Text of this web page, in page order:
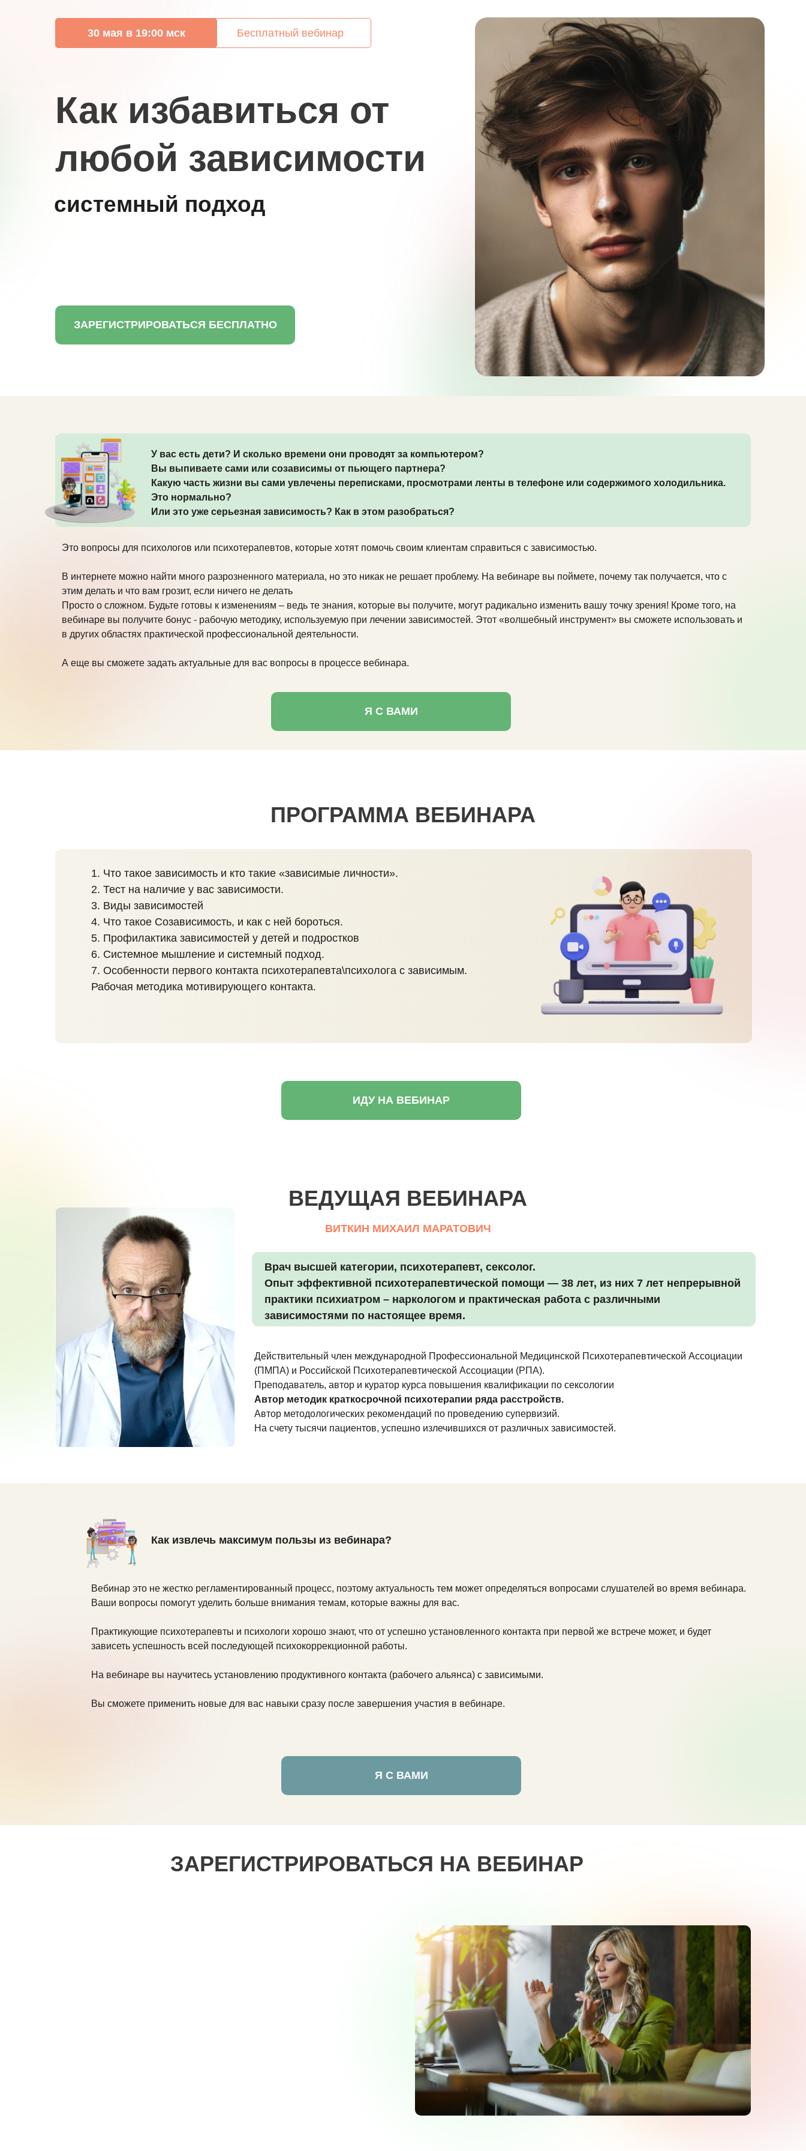
системный подход
ЗАРЕГИСТРИРОВАТЬСЯ БЕСПЛАТНО
Как избавиться от
любой зависимости
Бесплатный вебинар
30 мая в 19:00 мск
У вас есть дети? И сколько времени они проводят за компьютером?
Вы выпиваете сами или созависимы от пьющего партнера?
Какую часть жизни вы сами увлечены переписками, просмотрами ленты в телефоне или содержимого холодильника.
Это нормально?
Или это уже серьезная зависимость? Как в этом разобраться?
Я С ВАМИ
Это вопросы для психологов или психотерапевтов, которые хотят помочь своим клиентам справиться с зависимостью.
В интернете можно найти много разрозненного материала, но это никак не решает проблему. На вебинаре вы поймете, почему так получается, что с
этим делать и что вам грозит, если ничего не делать
Просто о сложном. Будьте готовы к изменениям – ведь те знания, которые вы получите, могут радикально изменить вашу точку зрения! Кроме того, на
вебинаре вы получите бонус - рабочую методику, используемую при лечении зависимостей. Этот «волшебный инструмент» вы сможете использовать и
в других областях практической профессиональной деятельности.
А еще вы сможете задать актуальные для вас вопросы в процессе вебинара.
ПРОГРАММА ВЕБИНАРА
1. Что такое зависимость и кто такие «зависимые личности».
2. Тест на наличие у вас зависимости.
3. Виды зависимостей
4. Что такое Созависимость, и как с ней бороться.
5. Профилактика зависимостей у детей и подростков
6. Системное мышление и системный подход.
7. Особенности первого контакта психотерапевта\психолога с зависимым.
Рабочая методика мотивирующего контакта.
ИДУ НА ВЕБИНАР
ВЕДУЩАЯ ВЕБИНАРА
ВИТКИН МИХАИЛ МАРАТОВИЧ
Действительный член международной Профессиональной Медицинской Психотерапевтической Ассоциации
(ПМПА) и Российской Психотерапевтической Ассоциации (РПА).
Преподаватель, автор и куратор курса повышения квалификации по сексологии
Автор методик краткосрочной психотерапии ряда расстройств.
Автор методологических рекомендаций по проведению супервизий.
На счету тысячи пациентов, успешно излечившихся от различных зависимостей.
Врач высшей категории, психотерапевт, сексолог.
Опыт эффективной психотерапевтической помощи — 38 лет, из них 7 лет непрерывной
практики психиатром – наркологом и практическая работа с различными
зависимостями по настоящее время.
Как извлечь максимум пользы из вебинара?
Я С ВАМИ
Вебинар это не жестко регламентированный процесс, поэтому актуальность тем может определяться вопросами слушателей во время вебинара.
Ваши вопросы помогут уделить больше внимания темам, которые важны для вас.
Практикующие психотерапевты и психологи хорошо знают, что от успешно установленного контакта при первой же встрече может, и будет
зависеть успешность всей последующей психокоррекционной работы.
На вебинаре вы научитесь установлению продуктивного контакта (рабочего альянса) с зависимыми.
Вы сможете применить новые для вас навыки сразу после завершения участия в вебинаре.
ЗАРЕГИСТРИРОВАТЬСЯ НА ВЕБИНАР